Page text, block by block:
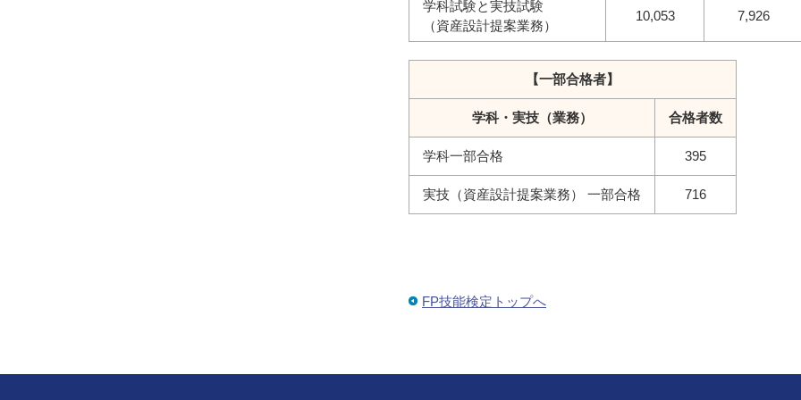
学科試験と実技試験
（資産設計提案業務）
10,053 7,926
【一部合格者】
学科・実技（業務） 合格者数
学科一部合格 395
実技（資産設計提案業務） 一部合格 716
FP技能検定トップへ